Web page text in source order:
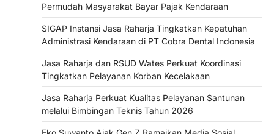
Permudah Masyarakat Bayar Pajak Kendaraan
SIGAP Instansi Jasa Raharja Tingkatkan Kepatuhan
Administrasi Kendaraan di PT Cobra Dental Indonesia
Jasa Raharja dan RSUD Wates Perkuat Koordinasi
Tingkatkan Pelayanan Korban Kecelakaan
Jasa Raharja Perkuat Kualitas Pelayanan Santunan
melalui Bimbingan Teknis Tahun 2026